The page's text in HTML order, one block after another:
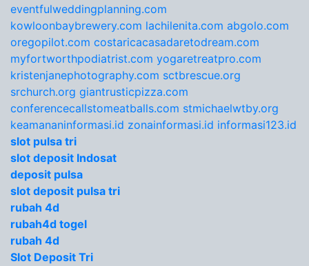
eventfulweddingplanning.com
kowloonbaybrewery.com lachilenita.com abgolo.com
oregopilot.com costaricacasadaretodream.com
myfortworthpodiatrist.com yogaretreatpro.com
kristenjanephotography.com sctbrescue.org
srchurch.org giantrusticpizza.com
conferencecallstomeatballs.com stmichaelwtby.org
keamananinformasi.id zonainformasi.id informasi123.id
slot pulsa tri
slot deposit Indosat
deposit pulsa
slot deposit pulsa tri
rubah 4d
rubah4d togel
rubah 4d
Slot Deposit Tri